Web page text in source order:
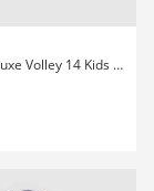
Everyday Deluxe Volley 14 Kids Boardshorts